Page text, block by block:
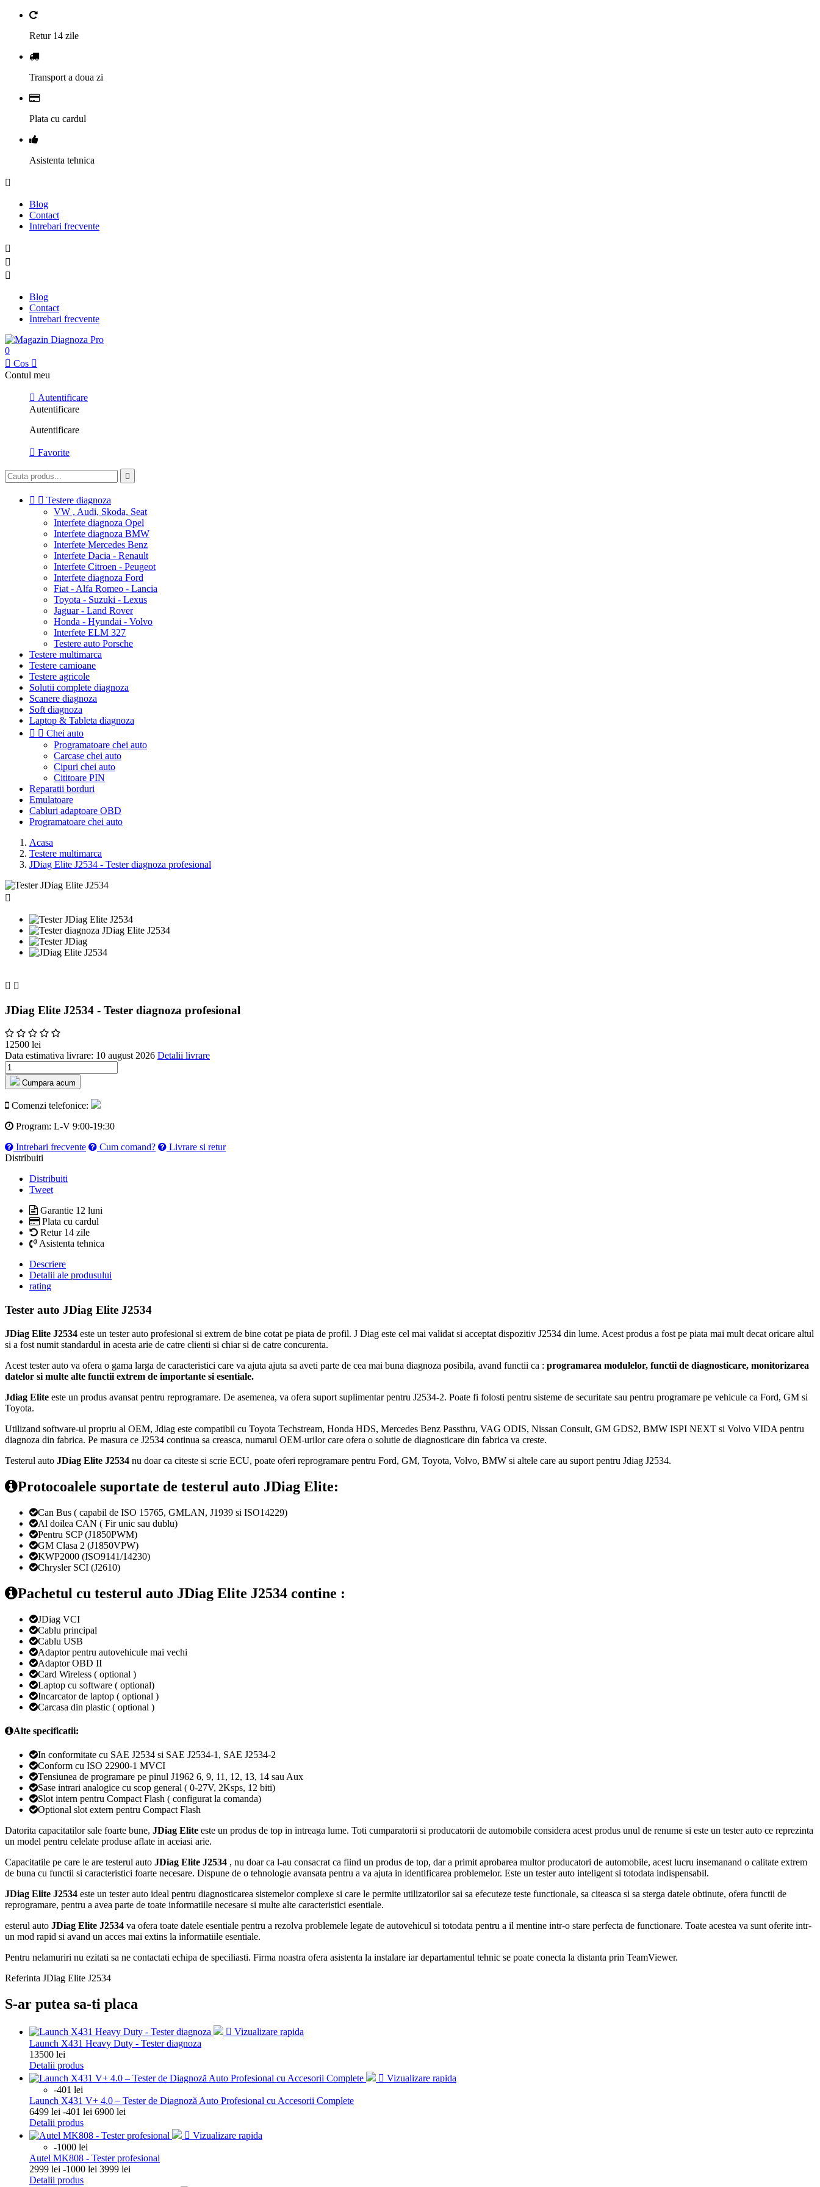
Retur 14 zile
Transport a doua zi
Plata cu cardul
Asistenta tehnica

Blog
Contact
Intrebari frecvente



Blog
Contact
Intrebari frecvente
0
 Cos 
Contul meu
 Autentificare
Autentificare
Autentificare
 Favorite

  Testere diagnoza
VW , Audi, Skoda, Seat
Interfete diagnoza Opel
Interfete diagnoza BMW
Interfete Mercedes Benz
Interfete Dacia - Renault
Interfete Citroen - Peugeot
Interfete diagnoza Ford
Fiat - Alfa Romeo - Lancia
Toyota - Suzuki - Lexus
Jaguar - Land Rover
Honda - Hyundai - Volvo
Interfete ELM 327
Testere auto Porsche
Testere multimarca
Testere camioane
Testere agricole
Solutii complete diagnoza
Scanere diagnoza
Soft diagnoza
Laptop & Tableta diagnoza
  Chei auto
Programatoare chei auto
Carcase chei auto
Cipuri chei auto
Cititoare PIN
Reparatii borduri
Emulatoare
Cabluri adaptoare OBD
Programatoare chei auto
Acasa
Testere multimarca
JDiag Elite J2534 - Tester diagnoza profesional

 
JDiag Elite J2534 - Tester diagnoza profesional
12500 lei
Data estimativa livrare: 10 august 2026 Detalii livrare
Cumpara acum
Comenzi telefonice:
Program: L-V 9:00-19:30
Intrebari frecvente
Cum comand?
Livrare si retur
Distribuiti
Distribuiti
Tweet
Garantie 12 luni
Plata cu cardul
Retur 14 zile
Asistenta tehnica
Descriere
Detalii ale produsului
rating
Tester auto JDiag Elite J2534
JDiag Elite J2534 este un tester auto profesional si extrem de bine cotat pe piata de profil. J Diag este cel mai validat si acceptat dispozitiv J2534 din lume. Acest produs a fost pe piata mai mult decat oricare altul
si a fost numit standardul in acesta arie de catre clienti si chiar si de catre concurenta.
Acest tester auto va ofera o gama larga de caracteristici care va ajuta ajuta sa aveti parte de cea mai buna diagnoza posibila, avand functii ca : programarea modulelor, functii de diagnosticare, monitorizarea
datelor si multe alte functii extrem de importante si esentiale.
Jdiag Elite este un produs avansat pentru reprogramare. De asemenea, va ofera suport suplimentar pentru J2534-2. Poate fi folosti pentru sisteme de securitate sau pentru programare pe vehicule ca Ford, GM si
Toyota.
Utilizand software-ul propriu al OEM, Jdiag este compatibil cu Toyota Techstream, Honda HDS, Mercedes Benz Passthru, VAG ODIS, Nissan Consult, GM GDS2, BMW ISPI NEXT si Volvo VIDA pentru
diagnoza din fabrica. Pe masura ce J2534 continua sa creasca, numarul OEM-urilor care ofera o solutie de diagnosticare din fabrica va creste.
Testerul auto JDiag Elite J2534 nu doar ca citeste si scrie ECU, poate oferi reprogramare pentru Ford, GM, Toyota, Volvo, BMW si altele care au suport pentru Jdiag J2534.
Protocoalele suportate de testerul auto JDiag Elite:
Can Bus ( capabil de ISO 15765, GMLAN, J1939 si ISO14229)
Al doilea CAN ( Fir unic sau dublu)
Pentru SCP (J1850PWM)
GM Clasa 2 (J1850VPW)
KWP2000 (ISO9141/14230)
Chrysler SCI (J2610)
Pachetul cu testerul auto JDiag Elite J2534 contine :
JDiag VCI
Cablu principal
Cablu USB
Adaptor pentru autovehicule mai vechi
Adaptor OBD II
Card Wireless ( optional )
Laptop cu software ( optional)
Incarcator de laptop ( optional )
Carcasa din plastic ( optional )
Alte specificatii:
In conformitate cu SAE J2534 si SAE J2534-1, SAE J2534-2
Conform cu ISO 22900-1 MVCI
Tensiunea de programare pe pinul J1962 6, 9, 11, 12, 13, 14 sau Aux
Sase intrari analogice cu scop general ( 0-27V, 2Ksps, 12 biti)
Slot intern pentru Compact Flash ( configurat la comanda)
Optional slot extern pentru Compact Flash
Datorita capacitatilor sale foarte bune, JDiag Elite este un produs de top in intreaga lume. Toti cumparatorii si producatorii de automobile considera acest produs unul de renume si este un tester auto ce reprezinta
un model pentru celelate produse aflate in aceiasi arie.
Capacitatile pe care le are testerul auto JDiag Elite J2534 , nu doar ca l-au consacrat ca fiind un produs de top, dar a primit aprobarea multor producatori de automobile, acest lucru insemanand o calitate extrem
de buna cu functii si caracteristici foarte necesare. Dispune de o tehnologie avansata pentru a va ajuta in identificarea problemelor. Este un tester auto inteligent si totodata indispensabil.
JDiag Elite J2534 este un tester auto ideal pentru diagnosticarea sistemelor complexe si care le permite utilizatorilor sai sa efecuteze teste functionale, sa citeasca si sa sterga datele obtinute, ofera functii de
reprogramare, pentru a avea parte de toate informatiile necesare si multe alte caracteristici esentiale.
esterul auto JDiag Elite J2534 va ofera toate datele esentiale pentru a rezolva problemele legate de autovehicul si totodata pentru a il mentine intr-o stare perfecta de functionare. Toate acestea va sunt oferite intr-
un mod rapid si avand un acces mai extins la informatiile esentiale.
Pentru nelamuriri nu ezitati sa ne contactati echipa de speciliasti. Firma noastra ofera asistenta la instalare iar departamentul tehnic se poate conecta la distanta prin TeamViewer.
Referinta JDiag Elite J2534
S-ar putea sa-ti placa
 Vizualizare rapida
Launch X431 Heavy Duty - Tester diagnoza
Pret
13500 lei
Detalii produs
 Vizualizare rapida
-401 lei
Launch X431 V+ 4.0 – Tester de Diagnoză Auto Profesional cu Accesorii Complete
Pret
6499 lei -401 lei Pret
baza
6900 lei
Detalii produs
 Vizualizare rapida
-1000 lei
Autel MK808 - Tester profesional
Pret
2999 lei -1000 lei Pret
3999 lei
Detalii produs